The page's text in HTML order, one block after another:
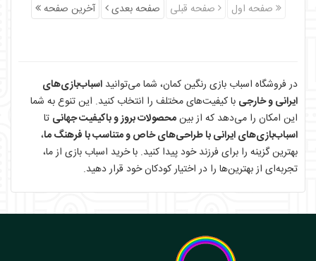
صفحه اول صفحه قبلی صفحه بعدی آخرین صفحه
در فروشگاه اسباب بازی رنگین کمان، شما می‌توانید اسباب‌بازی‌های
ایرانی و خارجی با کیفیت‌های مختلف را انتخاب کنید. این تنوع به شما
این امکان را می‌دهد که از بینمحصولات بروز و باکیفیت جهانی تا
اسباب‌بازی‌های ایرانی با طراحی‌های خاص و متناسب با فرهنگ ما،
بهترین گزینه را برای فرزند خود پیدا کنید. با خرید اسباب بازی از ما،
تجربه‌ای از بهترین‌ها را در اختیار کودکان خود قرار دهید.